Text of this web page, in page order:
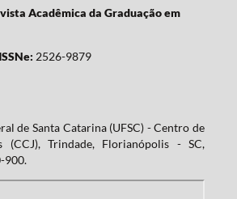
Acadêmica da Graduação em
ISSNe: 2526-9879
de Santa Catarina (UFSC) - Centro de
(CCJ), Trindade, Florianópolis - SC,
900.